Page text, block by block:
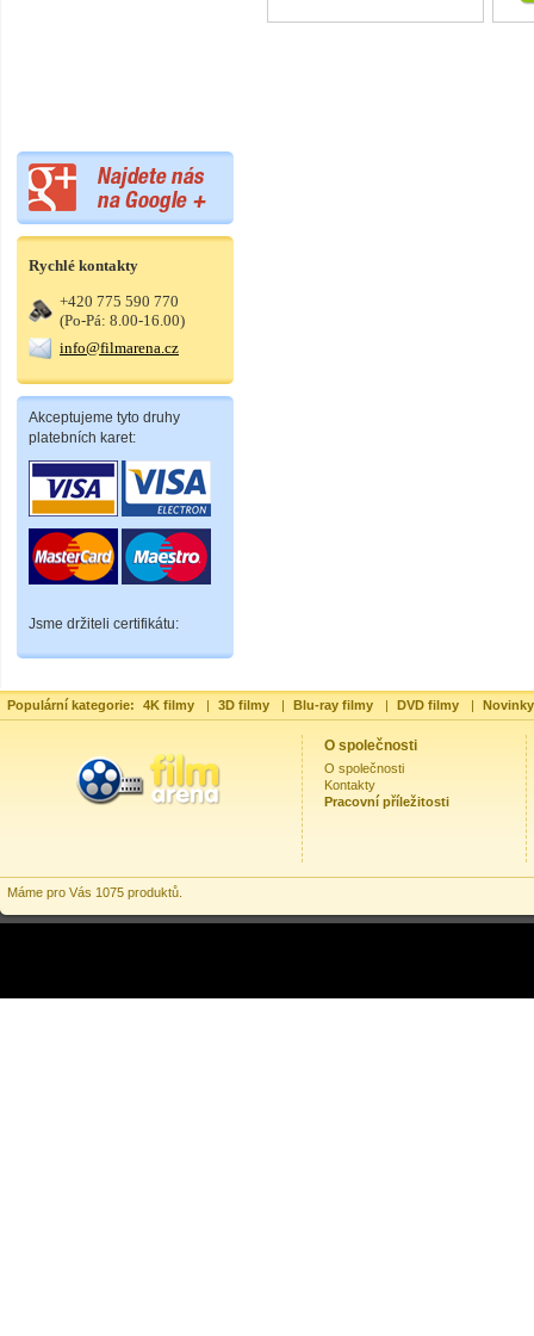
Rychlé kontakty
+420 775 590 770
(Po-Pá: 8.00-16.00)
info@filmarena.cz
Akceptujeme tyto druhy
platebních karet:
Jsme držiteli certifikátu:
Populární kategorie: 4K filmy | 3D filmy | Blu-ray filmy | DVD filmy |
O společnosti
O společnosti
Kontakty
Pracovní příležitosti
Máme pro Vás 1075 produktů.